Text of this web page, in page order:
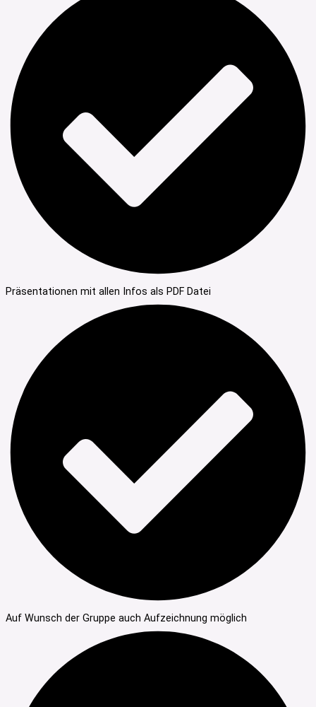
Präsentationen mit allen Infos als PDF Datei
Auf Wunsch der Gruppe auch Aufzeichnung möglich